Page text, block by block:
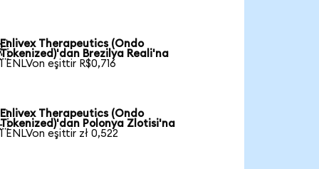
Enlivex Therapeutics (Ondo
Tokenized)'dan Brezilya Reali'na
1 ENLVon eşittir R$0,716
Enlivex Therapeutics (Ondo
Tokenized)'dan Polonya Zlotisi'na
1 ENLVon eşittir zł 0,522